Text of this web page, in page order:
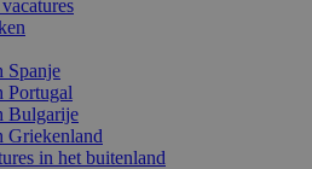
Spanje
Portugal
Bulgarije
Griekenland
in het buitenland